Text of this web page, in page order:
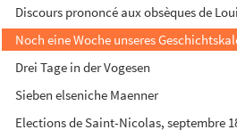
Discours prononcé aux obsèques de
Noch eine Woche unseres
Drei Tage in der Vogesen
Sieben elseniche Maenner
Elections de Saint-Nicolas, septembre